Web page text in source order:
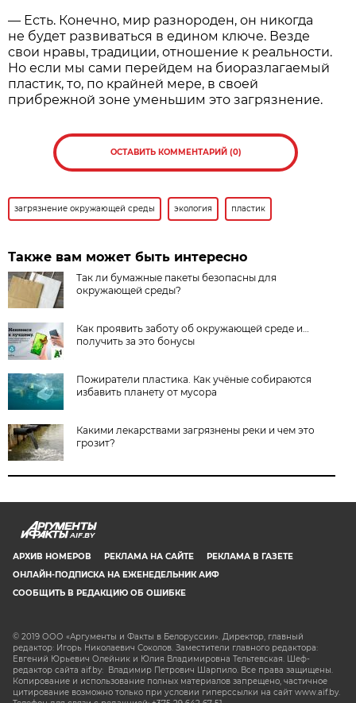
— Есть. Конечно, мир разнороден, он никогда
не будет развиваться в едином ключе. Везде
свои нравы, традиции, отношение к реальности.
Но если мы сами перейдем на биоразлагаемый
пластик, то, по крайней мере, в своей
прибрежной зоне уменьшим это загрязнение.
ОСТАВИТЬ КОММЕНТАРИЙ (0)
загрязнение окружающей среды экология пластик
Также вам может быть интересно
Так ли бумажные пакеты безопасны для
окружающей среды?
Как проявить заботу об окружающей среде и…
получить за это бонусы
Пожиратели пластика. Как учёные собираются
избавить планету от мусора
Какими лекарствами загрязнены реки и чем это
грозит?
AIF.BY
АРХИВ НОМЕРОВ РЕКЛАМА НА САЙТЕ
РЕКЛАМА В ГАЗЕТЕ
ОНЛАЙН-ПОДПИСКА НА ЕЖЕНЕДЕЛЬНИК АИФ
СООБЩИТЬ В РЕДАКЦИЮ ОБ ОШИБКЕ
© 2019 ООО «Аргументы и Факты в Белоруссии». Директор, главный
редактор: Игорь Николаевич Соколов. Заместители главного редактора:
Евгений Юрьевич Олейник и Юлия Владимировна Тельтевская. Шеф-
редактор сайта aif.by: Владимир Петрович Шарпило. Все права защищены.
Копирование и использование полных материалов запрещено, частичное
цитирование возможно только при условии гиперссылки на сайт www.aif.by.